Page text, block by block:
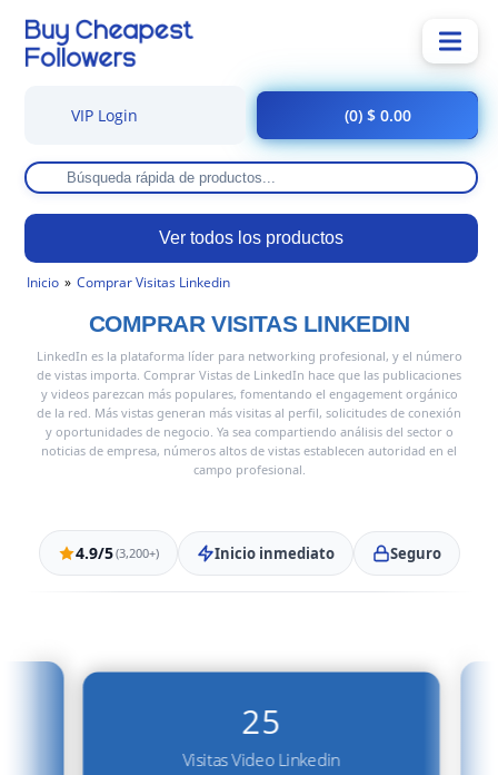
Ver todos los productos
VIP Login (0) $ 0.00
Inicio Comprar Visitas Linkedin
COMPRAR VISITAS LINKEDIN
LinkedIn es la plataforma líder para networking profesional, y el número
de vistas importa. Comprar Vistas de LinkedIn hace que las publicaciones
y videos parezcan más populares, fomentando el engagement orgánico
de la red. Más vistas generan más visitas al perfil, solicitudes de conexión
y oportunidades de negocio. Ya sea compartiendo análisis del sector o
noticias de empresa, números altos de vistas establecen autoridad en el
campo profesional.
4.9/5(3,200+) Inicio inmediato Seguro
25
Visitas Video Linkedin